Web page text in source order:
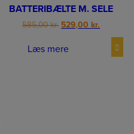
BATTERIBÆLTE M. SELE
585,00kr. Original
585,00 kr..
529,00 kr.
529,00
Læs mere